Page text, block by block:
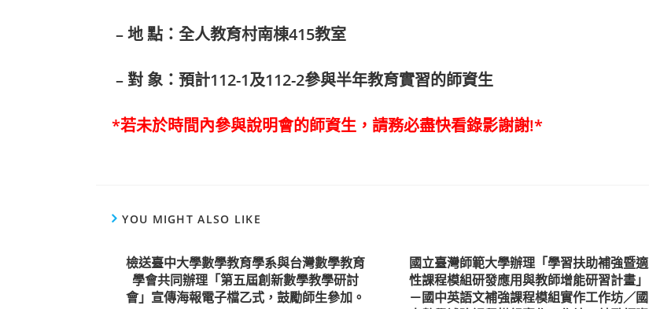
– 地 點：全人教育村南棟415教室
– 對 象：預計112-1及112-2參與半年教育實習的師資生
*若未於時間內參與說明會的師資生，請務必盡快看錄影謝謝!*
YOU MIGHT ALSO LIKE
檢送臺中大學數學教育學系與台灣數學教育
學會共同辦理「第五屆創新數學教學研討
會」宣傳海報電子檔乙式，鼓勵師生參加。
國立臺灣師範大學辦理「學習扶助補強暨適
性課程模組研發應用與教師增能研習計畫」
－國中英語文補強課程模組實作工作坊／國